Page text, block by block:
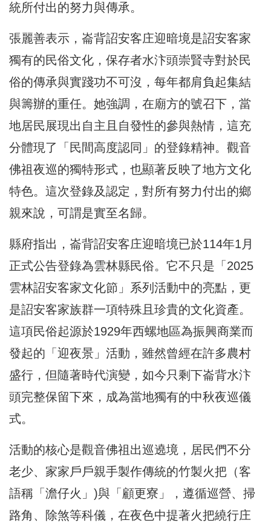
統所付出的努力與傳承。
張麗善表示，崙背詔安客庄迎暗境是詔安客家
獨有的民俗文化，保存者水汴頭崇賢寺對於民
俗的傳承與實踐功不可沒，每年都肩負起集結
與籌辦的重任。她強調，在廟方的號召下，當
地居民展現出自主且自發性的參與熱情，這充
分體現了「民間高度認同」的登錄精神。觀音
佛祖夜巡的獨特形式，也顯著反映了地方文化
特色。這次登錄及認定，對所有努力付出的鄉
親來說，可謂是實至名歸。
縣府指出，崙背詔安客庄迎暗境已於114年1月
正式公告登錄為雲林縣民俗。它不只是「2025
雲林詔安客家文化節」系列活動中的亮點，更
是詔安客家族群一項特殊且珍貴的文化資產。
這項民俗起源於1929年西螺地區為振興商業而
發起的「迎夜景」活動，雖然曾經在許多農村
盛行，但隨著時代演變，如今只剩下崙背水汴
頭完整保留下來，成為當地獨有的中秋夜巡儀
式。
活動的核心是觀音佛祖出巡遶境，居民們不分
老少、家家戶戶親手製作傳統的竹製火把（客
語稱「澹仔火」)與「顧更寮」，遵循巡營、掃
路角、除煞等科儀，在夜色中提著火把繞行庄